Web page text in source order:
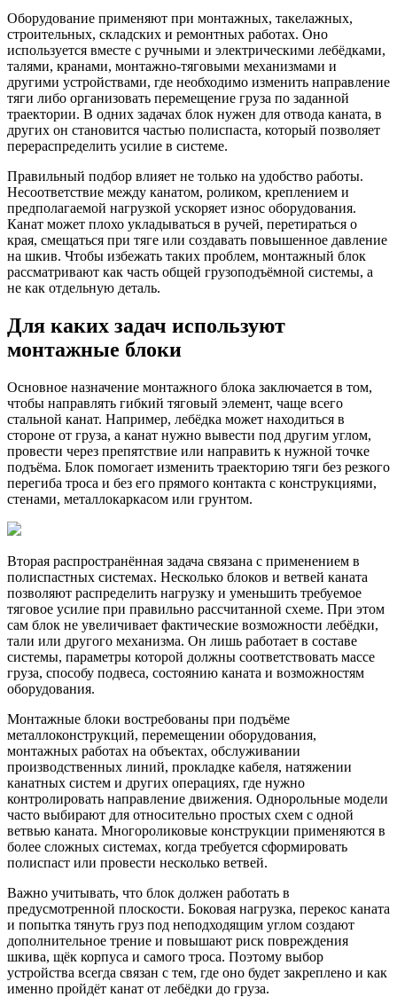
Оборудование применяют при монтажных, такелажных,
строительных, складских и ремонтных работах. Оно
используется вместе с ручными и электрическими лебёдками,
талями, кранами, монтажно-тяговыми механизмами и
другими устройствами, где необходимо изменить направление
тяги либо организовать перемещение груза по заданной
траектории. В одних задачах блок нужен для отвода каната, в
других он становится частью полиспаста, который позволяет
перераспределить усилие в системе.
Правильный подбор влияет не только на удобство работы.
Несоответствие между канатом, роликом, креплением и
предполагаемой нагрузкой ускоряет износ оборудования.
Канат может плохо укладываться в ручей, перетираться о
края, смещаться при тяге или создавать повышенное давление
на шкив. Чтобы избежать таких проблем, монтажный блок
рассматривают как часть общей грузоподъёмной системы, а
не как отдельную деталь.
Для каких задач используют
монтажные блоки
Основное назначение монтажного блока заключается в том,
чтобы направлять гибкий тяговый элемент, чаще всего
стальной канат. Например, лебёдка может находиться в
стороне от груза, а канат нужно вывести под другим углом,
провести через препятствие или направить к нужной точке
подъёма. Блок помогает изменить траекторию тяги без резкого
перегиба троса и без его прямого контакта с конструкциями,
стенами, металлокаркасом или грунтом.
Вторая распространённая задача связана с применением в
полиспастных системах. Несколько блоков и ветвей каната
позволяют распределить нагрузку и уменьшить требуемое
тяговое усилие при правильно рассчитанной схеме. При этом
сам блок не увеличивает фактические возможности лебёдки,
тали или другого механизма. Он лишь работает в составе
системы, параметры которой должны соответствовать массе
груза, способу подвеса, состоянию каната и возможностям
оборудования.
Монтажные блоки востребованы при подъёме
металлоконструкций, перемещении оборудования,
монтажных работах на объектах, обслуживании
производственных линий, прокладке кабеля, натяжении
канатных систем и других операциях, где нужно
контролировать направление движения. Однорольные модели
часто выбирают для относительно простых схем с одной
ветвью каната. Многороликовые конструкции применяются в
более сложных системах, когда требуется сформировать
полиспаст или провести несколько ветвей.
Важно учитывать, что блок должен работать в
предусмотренной плоскости. Боковая нагрузка, перекос каната
и попытка тянуть груз под неподходящим углом создают
дополнительное трение и повышают риск повреждения
шкива, щёк корпуса и самого троса. Поэтому выбор
устройства всегда связан с тем, где оно будет закреплено и как
именно пройдёт канат от лебёдки до груза.